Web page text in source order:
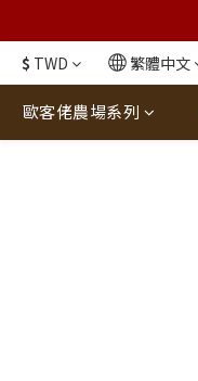
$ TWD 繁體中文
歐客佬農場系列